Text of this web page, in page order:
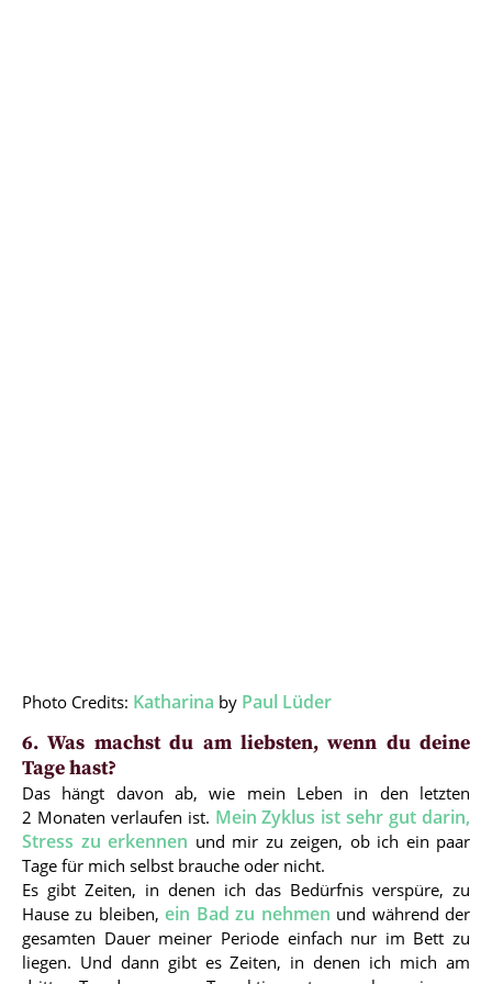
Photo Credits: Katharina by Paul Lüder
6. Was machst du am liebsten, wenn du deine
Tage hast?
Das hängt davon ab, wie mein Leben in den letzten
2 Monaten verlaufen ist. Mein Zyklus ist sehr gut darin,
Stress zu erkennen und mir zu zeigen, ob ich ein paar
Tage für mich selbst brauche oder nicht.
Es gibt Zeiten, in denen ich das Bedürfnis verspüre, zu
Hause zu bleiben,ein Bad zu nehmen und während der
gesamten Dauer meiner Periode einfach nur im Bett zu
liegen. Und dann gibt es Zeiten, in denen ich mich am